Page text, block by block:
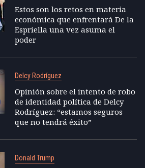
Estos son los retos en materia
económica que enfrentará De la
Espriella una vez asuma el
poder
Delcy Rodríguez
Opinión sobre el intento de robo
de identidad política de Delcy
Rodríguez: “estamos seguros
que no tendrá éxito”
Donald Trump